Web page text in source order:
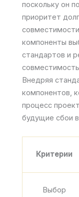
поскольку он
приоритет
компоненты
стандартов и
Внедряя
компонентов,
процесс
будущие сбои
Критерии
Выбор